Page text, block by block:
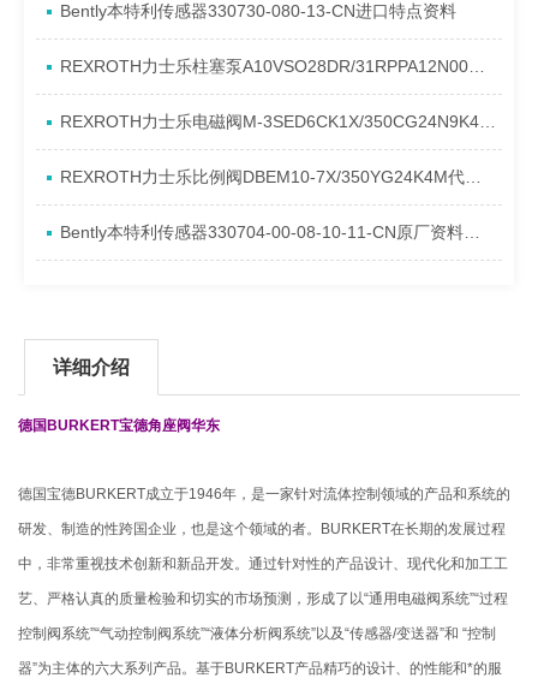
Bently本特利传感器330730-080-13-CN进口特点资料
REXROTH力士乐柱塞泵A10VSO28DR/31RPPA12N00产品资料简介
REXROTH力士乐电磁阀M-3SED6CK1X/350CG24N9K4进口现货介绍
REXROTH力士乐比例阀DBEM10-7X/350YG24K4M代理资料
Bently本特利传感器330704-00-08-10-11-CN原厂资料介绍
详细介绍
德国BURKERT宝德角座阀华东
德国宝德BURKERT成立于1946年，是一家针对流体控制领域的产品和系统的
研发、制造的性跨国企业，也是这个领域的者。BURKERT在长期的发展过程
中，非常重视技术创新和新品开发。通过针对性的产品设计、现代化和加工工
艺、严格认真的质量检验和切实的市场预测，形成了以“通用电磁阀系统”“过程
控制阀系统”“气动控制阀系统”“液体分析阀系统”以及“传感器/变送器”和 “控制
器”为主体的六大系列产品。基于BURKERT产品精巧的设计、的性能和*的服